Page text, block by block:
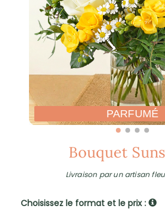
PARFUMÉ
Bouquet
Livraison par un artisan
Choisissez le format et le prix :